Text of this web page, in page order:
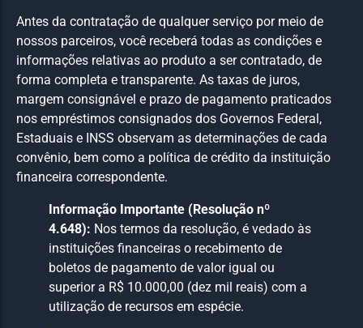
Antes da contratação de qualquer serviço por meio de
nossos parceiros, você receberá todas as condições e
informações relativas ao produto a ser contratado, de
forma completa e transparente. As taxas de juros,
margem consignável e prazo de pagamento praticados
nos empréstimos consignados dos Governos Federal,
Estaduais e INSS observam as determinações de cada
convênio, bem como a política de crédito da instituição
financeira correspondente.
Informação Importante (Resolução nº
4.648): Nos termos da resolução, é vedado às
instituições financeiras o recebimento de
boletos de pagamento de valor igual ou
superior a R$ 10.000,00 (dez mil reais) com a
utilização de recursos em espécie.